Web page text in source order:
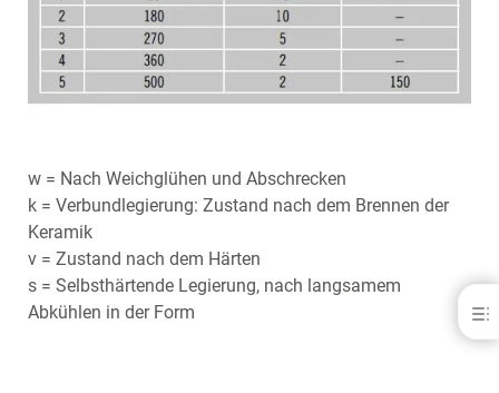
w = Nach Weichglühen und Abschrecken
k = Verbundlegierung: Zustand nach dem Brennen der
Keramik
v = Zustand nach dem Härten
s = Selbsthärtende Legierung, nach langsamem
Abkühlen in der Form